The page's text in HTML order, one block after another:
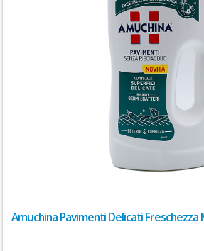
Amuchina Pavimenti Delicati